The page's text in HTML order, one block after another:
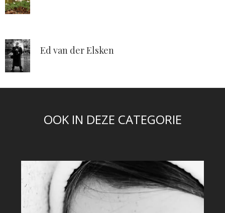
Ed van der Elsken
OOK IN DEZE CATEGORIE